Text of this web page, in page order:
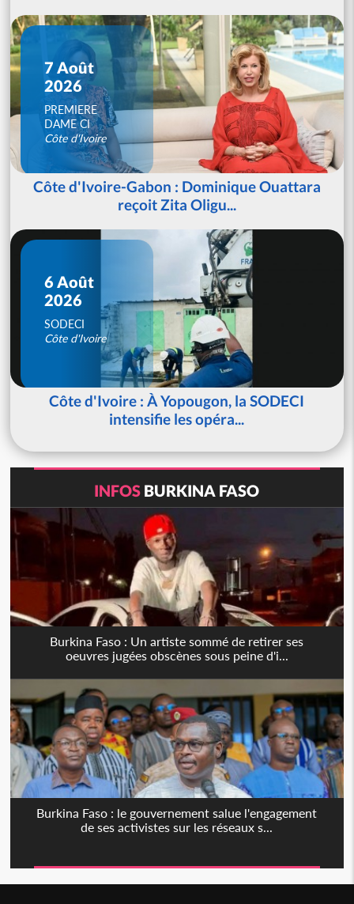
7 Août
2026
PREMIERE
DAME CI
Côte d'Ivoire
Côte d'Ivoire-Gabon : Dominique Ouattara
reçoit Zita Oligu...
6 Août
2026
SODECI
Côte d'Ivoire
Côte d'Ivoire : À Yopougon, la SODECI
intensifie les opéra...
INFOS BURKINA FASO
Burkina Faso : Un artiste sommé de retirer ses
oeuvres jugées obscènes sous peine d'i...
Burkina Faso : le gouvernement salue l'engagement
de ses activistes sur les réseaux s...